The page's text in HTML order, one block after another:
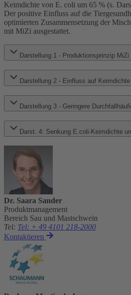
Keimdichte von E. coli um 65 % (s.
Der positive Einfluss auf die
optimierten Zusammensetzung der
mit MiZi ausgestattet.
Darstellung 1 - Produktionsprinzip MiZi
Darstellung 2 - Einfluss auf Keimdichte
Darstellung 3 - Geringere
Darst. 4: Senkung E.coli-Keimdichte
Dr. Saara Sander
Produktmanagement
Bereich Sau und Mastschwein
Tel: Tel: + 49 4101 218-2000
Kontaktieren